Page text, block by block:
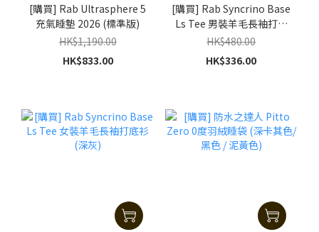
[購買] Rab Ultrasphere 5
充氣睡墊 2026 (標準版)
HK$1,190.00
HK$833.00
[購買] Rab Syncrino Base
Ls Tee 男裝羊毛長袖打底
衫 (深灰)
HK$480.00
HK$336.00